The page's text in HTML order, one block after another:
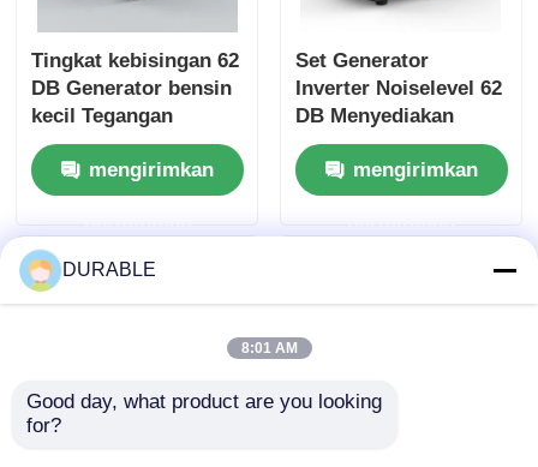
Tingkat kebisingan 62
DB Generator bensin
kecil Tegangan
nominal 120 240 V
Sumber energi untuk
acara luar ruangan
mengirimkan
permintaan
Set Generator
Inverter Noiselevel 62
DB Menyediakan
Waktu Pengoperasian
8,1 Jam pada Beban
Penuh dan Output DC
mengirimkan
permintaan
DURABLE
8:01 AM
Good day, what product are you looking
for?